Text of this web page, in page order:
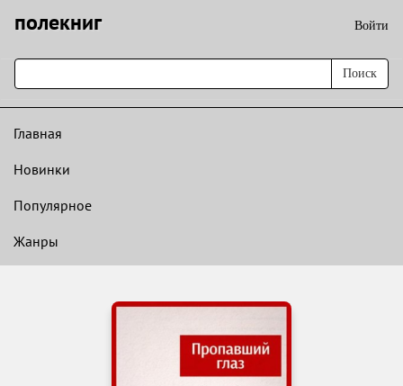
полекниг Войти
Поиск
Главная
Новинки
Популярное
Жанры